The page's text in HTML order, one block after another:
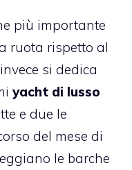
più importante
ruota rispetto al
si dedica
yacht di lusso
e due le
del mese di
le barche